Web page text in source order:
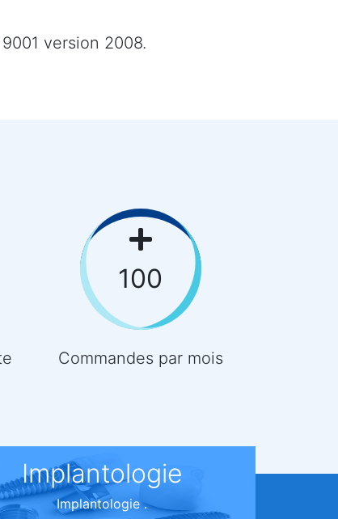
version 2008.
100
Commandes par mois
Implantologie
Implantologie .